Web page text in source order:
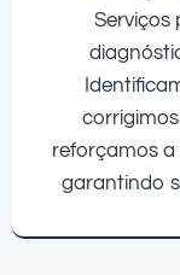
Serviços
reforçamos a
garantindo